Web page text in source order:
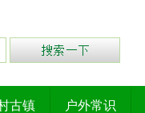
古镇 户外常识